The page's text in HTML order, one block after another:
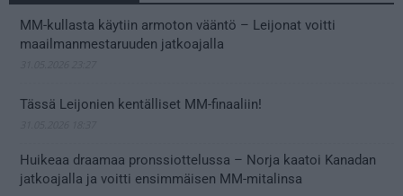
MM-kullasta käytiin armoton vääntö – Leijonat voitti
maailmanmestaruuden jatkoajalla
Tässä Leijonien kentälliset MM-finaaliin!
Huikeaa draamaa pronssiottelussa – Norja kaatoi Kanadan
jatkoajalla ja voitti ensimmäisen MM-mitalinsa